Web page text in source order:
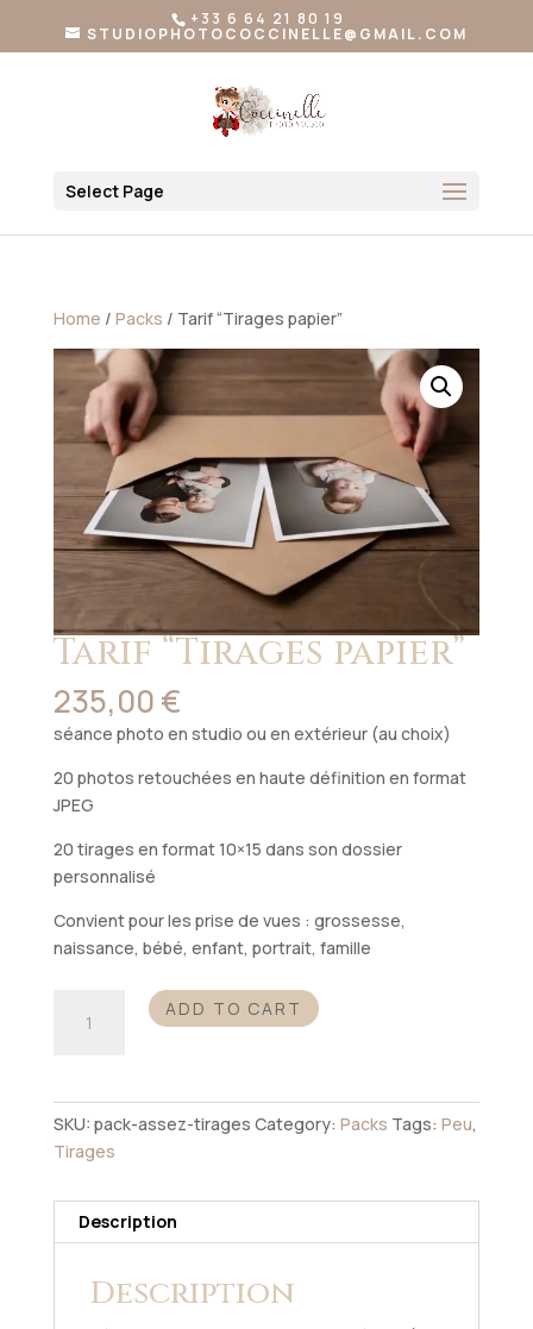
+33 6 64 21 80 19
STUDIOPHOTOCOCCINELLE@GMAIL.COM
Select Page
Home / Packs / Tarif “Tirages papier”
Tarif “Tirages papier”
235,00€
séance photo en studio ou en extérieur (au choix)
20 photos retouchées en haute définition en format
JPEG
20 tirages en format 10×15 dans son dossier
personnalisé
Convient pour les prise de vues : grossesse,
naissance, bébé, enfant, portrait, famille
"Tirages
ADD TO CART
SKU: pack-assez-tirages Category: Packs Tags: Peu,
Tirages
Description
Description